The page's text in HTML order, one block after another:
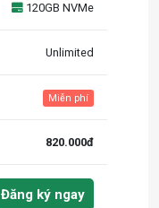
120GB NVMe
Unlimited
Miễn phí
820.000đ
Đăng ký ngay